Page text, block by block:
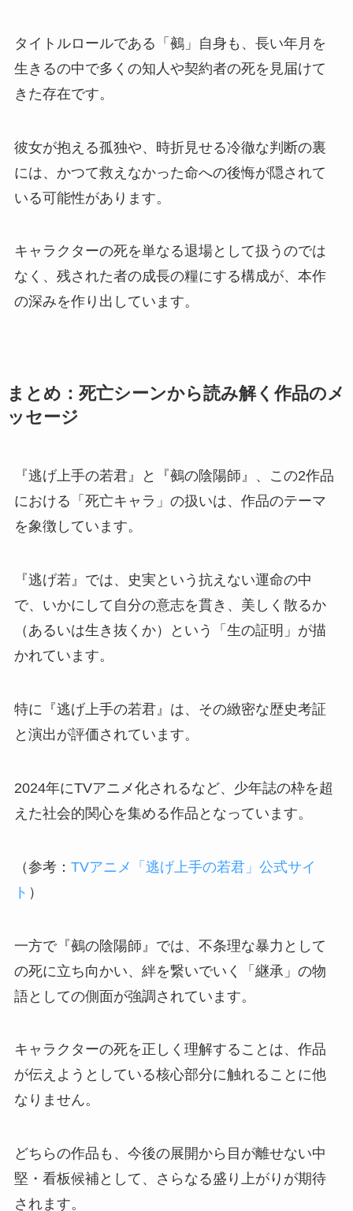
タイトルロールである「鵺」自身も、長い年月を
生きるの中で多くの知人や契約者の死を見届けて
きた存在です。
彼女が抱える孤独や、時折見せる冷徹な判断の裏
には、かつて救えなかった命への後悔が隠されて
いる可能性があります。
キャラクターの死を単なる退場として扱うのでは
なく、残された者の成長の糧にする構成が、本作
の深みを作り出しています。
まとめ：死亡シーンから読み解く作品のメ
ッセージ
『逃げ上手の若君』と『鵺の陰陽師』、この2作品
における「死亡キャラ」の扱いは、作品のテーマ
を象徴しています。
『逃げ若』では、史実という抗えない運命の中
で、いかにして自分の意志を貫き、美しく散るか
（あるいは生き抜くか）という「生の証明」が描
かれています。
特に『逃げ上手の若君』は、その緻密な歴史考証
と演出が評価されています。
2024年にTVアニメ化されるなど、少年誌の枠を超
えた社会的関心を集める作品となっています。
（参考： TVアニメ「逃げ上手の若君」公式サイ
ト ）
一方で『鵺の陰陽師』では、不条理な暴力として
の死に立ち向かい、絆を繋いでいく「継承」の物
語としての側面が強調されています。
キャラクターの死を正しく理解することは、作品
が伝えようとしている核心部分に触れることに他
なりません。
どちらの作品も、今後の展開から目が離せない中
堅・看板候補として、さらなる盛り上がりが期待
されます。